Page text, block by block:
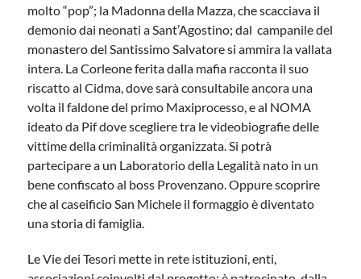
molto “pop”; la Madonna della Mazza, che scacciava il
demonio dai neonati a Sant’Agostino; dal campanile del
monastero del Santissimo Salvatore si ammira la vallata
intera. La Corleone ferita dalla mafia racconta il suo
riscatto al Cidma, dove sarà consultabile ancora una
volta il faldone del primo Maxiprocesso, e al NOMA
ideato da Pif dove scegliere tra le videobiografie delle
vittime della criminalità organizzata. Si potrà
partecipare a un Laboratorio della Legalità nato in un
bene confiscato al boss Provenzano. Oppure scoprire
che al caseificio San Michele il formaggio è diventato
una storia di famiglia.
Le Vie dei Tesori mette in rete istituzioni, enti,